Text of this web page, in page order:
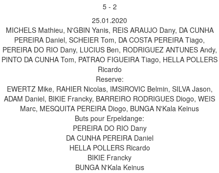
5 - 2
25.01.2020
MICHELS Mathieu, N'GBIN Yanis, REIS ARAUJO Dany, DA CUNHA
PEREIRA Daniel, SCHEIER Tom, DA COSTA PEREIRA Tiago,
PEREIRA DO RIO Dany, LUCIUS Ben, RODRIGUEZ ANTUNES Andy,
PINTO DA CUNHA Tom, PATRAO FIGUEIRA Tiago, HELLA POLLERS
Ricardo
Reserve:
EWERTZ Mike, RAHIER Nicolas, IMSIROVIC Belmin, SILVA Jason,
ADAM Daniel, BIKIE Francky, BARREIRO RODRIGUES Diogo, WEIS
Marc, MESQUITA PEREIRA Diogo, BUNGA N'Kala Keinus
Buts pour Erpeldange:
PEREIRA DO RIO Dany
DA CUNHA PEREIRA Daniel
HELLA POLLERS Ricardo
BIKIE Francky
BUNGA N'Kala Keinus